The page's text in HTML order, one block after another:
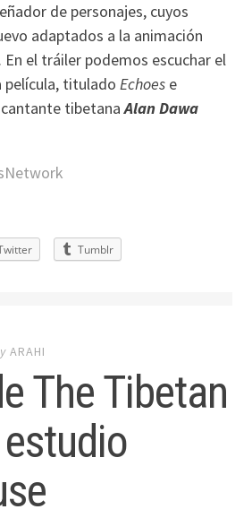
de personajes, cuyos
adaptados a la animación
. En el tráiler podemos escuchar el
película, tituladoEchoes e
tibetanaAlan Dawa
Tumblr
ARAHI
The Tibetan